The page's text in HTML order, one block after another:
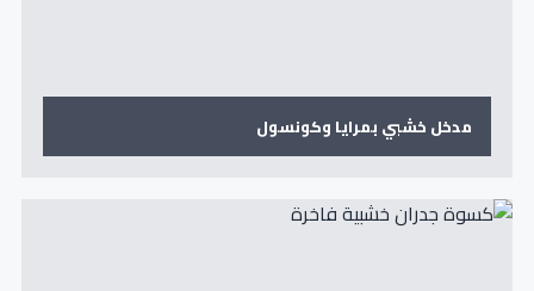
مدخل خشبي بمرايا وكونسول